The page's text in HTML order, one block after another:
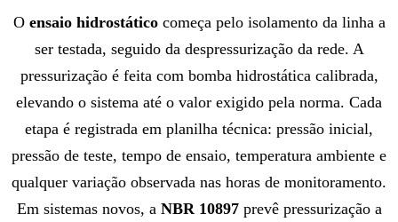
O ensaio hidrostáticocomeça pelo isolamento da linha a
ser testada, seguido da despressurização da rede. A
pressurização é feita com bomba hidrostática calibrada,
elevando o sistema até o valor exigido pela norma. Cada
etapa é registrada em planilha técnica: pressão inicial,
pressão de teste, tempo de ensaio, temperatura ambiente e
qualquer variação observada nas horas de monitoramento.
Em sistemas novos, a NBR 10897prevê pressurização a